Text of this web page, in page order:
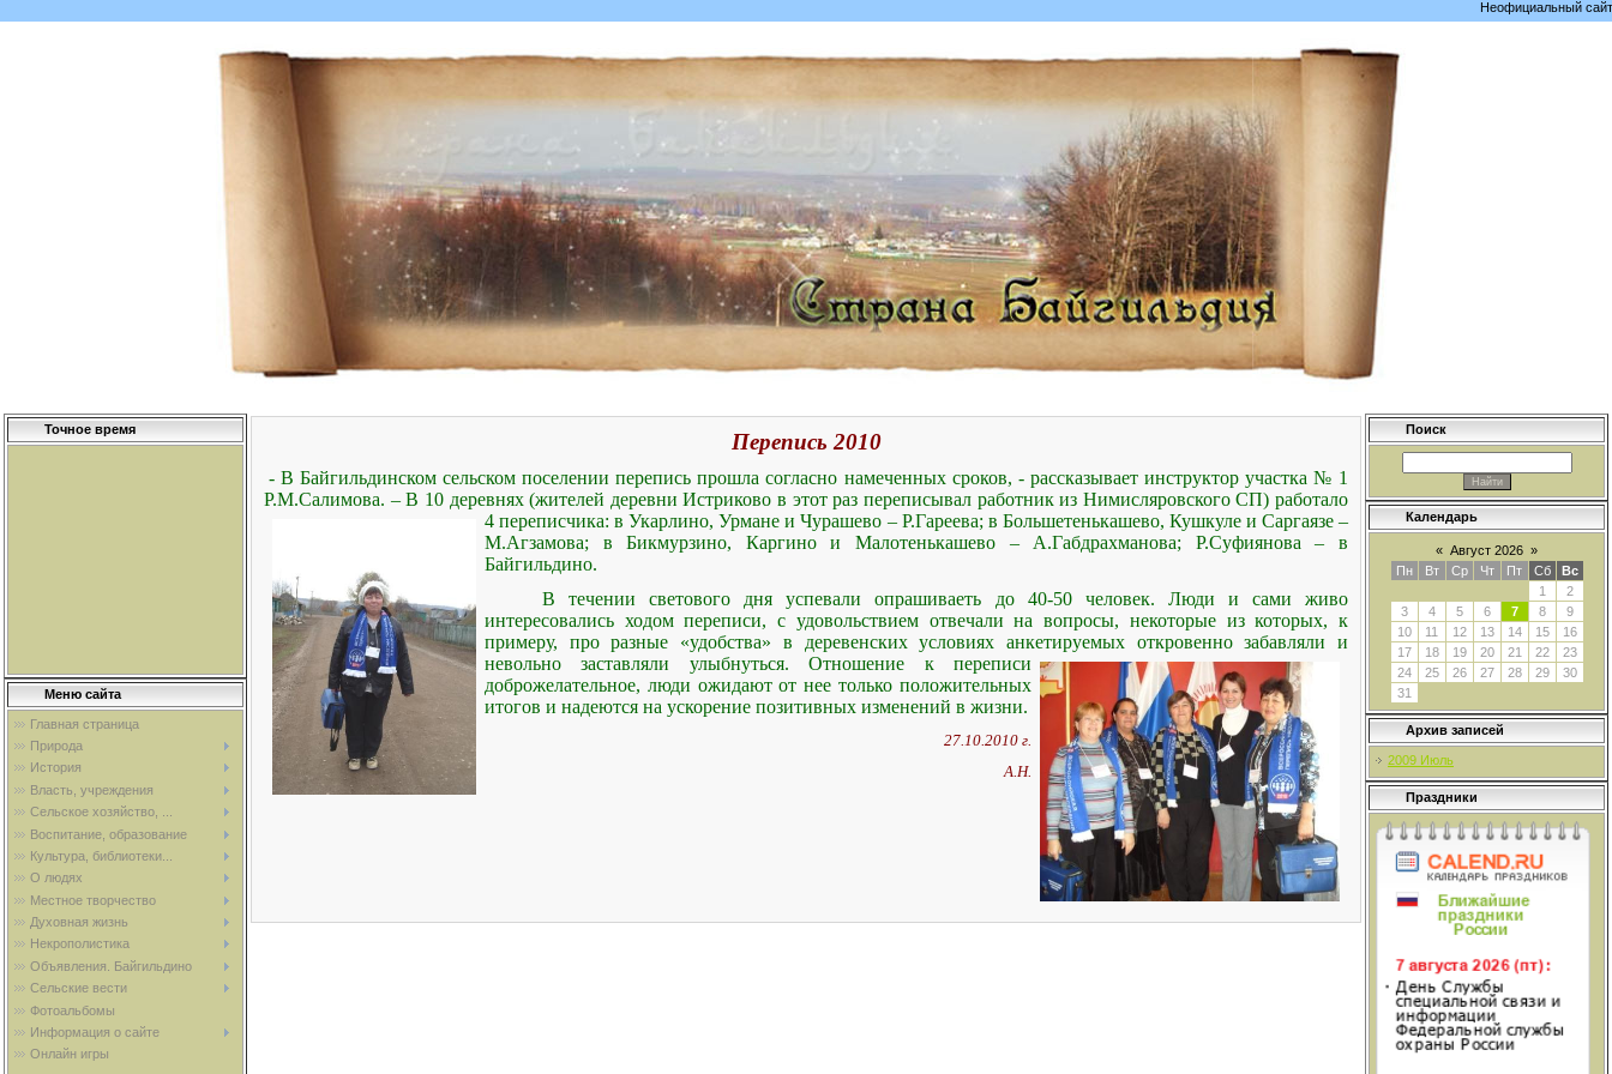
Неофициальный сайт
Точное время
Меню сайта
Главная страница
Природа
История
Власть, учреждения
Сельское хозяйство, ...
Воспитание, образование
Культура, библиотеки...
О людях
Местное творчество
Духовная жизнь
Некрополистика
Объявления. Байгильдино
Сельские вести
Фотоальбомы
Информация о сайте
Онлайн игры
Перепись 2010
- В Байгильдинском сельском поселении перепись прошла согласно намеченных сроков, - рассказывает инструктор участка № 1
Р.М.Салимова. – В 10 деревнях (жителей деревни Истриково в этот раз переписывал работник из Нимисляровского СП) работало
4переписчика: в Укарлино, Урмане и Чурашево – Р.Гареева; в Большетенькашево, Кушкуле и Саргаязе –
М.Агзамова; в Бикмурзино, Каргино и Малотенькашево – А.Габдрахманова; Р.Суфиянова – в
Байгильдино.
В течении светового дня успевали опрашиваеть до 40-50 человек. Люди и сами живо
интересовались ходом переписи, с удовольствием отвечали на вопросы, некоторые из которых, к
примеру, про разные «удобства» в деревенских условиях анкетируемых откровенно забавляли и
невольно заставляли улыбнуться. Отношение к переписи
доброжелательное, люди ожидают от нее только положительных
итогов и надеются на ускорение позитивных изменений в жизни.
27.10.2010 г.
А.Н.
Поиск
Календарь
« Август 2026 »
Пн
Вт Ср Чт Пт Сб
Вс
1
2
3
4 5 6 7 8
9
10
11 12 13 14 15
16
17
18 19 20 21 22
23
24
25 26 27 28 29
30
31
Архив записей
2009 Июль
Праздники